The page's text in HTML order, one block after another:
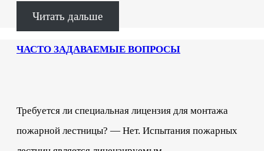
Читать дальше
ЧАСТО ЗАДАВАЕМЫЕ ВОПРОСЫ
Требуется ли специальная лицензия для монтажа
пожарной лестницы? — Нет. Испытания пожарных